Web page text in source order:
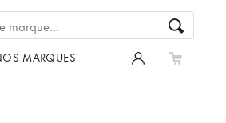
MARQUES